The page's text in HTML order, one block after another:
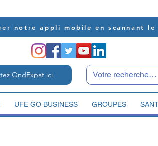
notre appli mobile en scannant le
OndExpat ici
UFE GO BUSINESS GROUPES